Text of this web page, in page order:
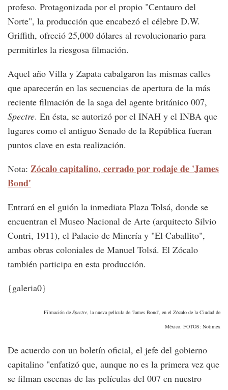
profeso. Protagonizada por el propio "Centauro del
Norte", la producción que encabezó el célebre D.W.
Griffith, ofreció 25,000 dólares al revolucionario para
permitirles la riesgosa filmación.
Aquel año Villa y Zapata cabalgaron las mismas calles
que aparecerán en las secuencias de apertura de la más
reciente filmación de la saga del agente británico 007,
Spectre. En ésta, se autorizó por el INAH y el INBA que
lugares como el antiguo Senado de la República fueran
puntos clave en esta realización.
Nota: Zócalo capitalino, cerrado por rodaje de 'James
Bond'
Entrará en el guión la inmediata Plaza Tolsá, donde se
encuentran el Museo Nacional de Arte (arquitecto Silvio
Contri, 1911), el Palacio de Minería y "El Caballito",
ambas obras coloniales de Manuel Tolsá. El Zócalo
también participa en esta producción.
{galeria0}
Filmación de Spectre, la nueva película de 'James Bond', en el Zócalo de la Ciudad de
México. FOTOS: Notimex
De acuerdo con un boletín oficial, el jefe del gobierno
capitalino "enfatizó que, aunque no es la primera vez que
se filman escenas de las películas del 007 en nuestro